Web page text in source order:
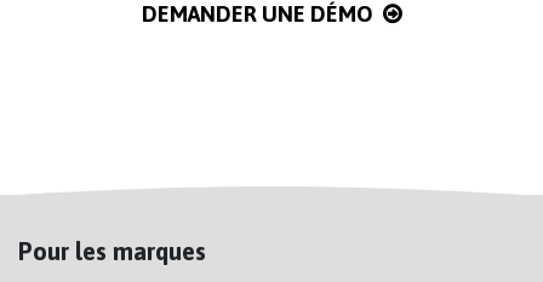
DEMANDER UNE DÉMO
Pour les marques